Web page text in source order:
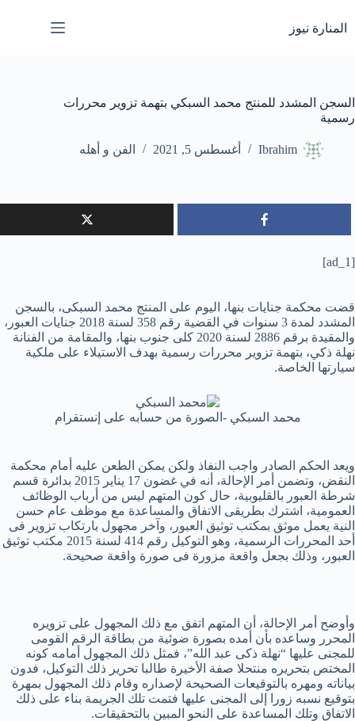
إلى
المحتوى
المنارة نيوز
السجن المشدد للمنتج محمد السبكي بتهمة تزوير محررات
رسمية
Ibrahim أغسطس 5, 2021 الفن و أهله
[ad_1]
قضت محكمة جنايات بنها، اليوم على المنتج محمد السبكى، بالسجن
المشدد لمدة 3 سنوات في القضية رقم 358 لسنة 2018 جنايات العبور،
والمقيدة برقم 2886 لسنة 2020 كلى جنوب بنها، والمقامة من الفنانة
نهلة ذكي، بتهمة تزوير محررات رسمية بهدف الاستيلاء على ملكية
سيارتها الخاصة.
محمد السبكي -الصورة من حسابه على إنستقرام
ويعد الحكم الصادر واجب النفاذ ولكن يمكن الطعن عليه أمام محكمة
النقض، وتضمن أمر الإحالة، أنه في غضون 17 يناير 2015 بدائرة قسم
شرطة العبور بالقليوبية، حال كون المتهم ليس من أرباب الوظائف
العمومية، اشترك بطريقى الاتفاق والمساعدة مع موظف عام حسن
النية يعمل موثق بمكتب توثيق العبور، وآخر مجهول بارتكاب تزوير فى
أحد المحررات الرسمية، وهو التوكيل رقم 414 لسنة 2015 مكتب توثيق
العبور، وذلك بجعل واقعة مزورة فى صورة واقعة صحيحة.
وأوضح أمر الإحالة، أن المتهم اتفق مع ذلك المجهول على تزويره
المحرر وساعده بأن أمده بصورة ضوئية من بطاقة الرقم القومى
للمجنى عليها “نهلة ذكى عبد الله”، فمثل ذلك المجهول أمامه كونه
المختص بتحريره منتحلا صفة الأخيرة طالبا تحرير ذلك التوكيل، فدون
بياناته ومهره بالتوقيعات الصحيحة لإصداره وقام ذلك المجهول بمهرة
بتوقيع نسبه زورا إلى المجنى عليها فتمت تلك الجريمة بناء على ذلك
الاتفاق وتلك المساعدة على النحو المبين بالتحقيقات.